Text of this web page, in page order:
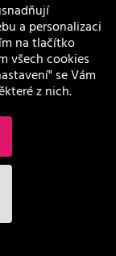
a personalizaci
na tlačítko
všech cookies
se Vám
z nich.